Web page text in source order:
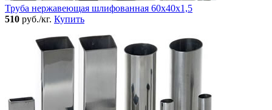
Труба нержавеющая шлифованная 60х40х1,5
510 руб./кг. Купить